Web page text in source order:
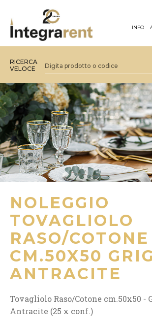
INFO
RICERCA
VELOCE
NOLEGGIO
TOVAGLIOLO
RASO/COTONE
CM.50X50
ANTRACITE
Tovagliolo Raso/Cotone cm.50x50 -
Antracite (25 x conf.)